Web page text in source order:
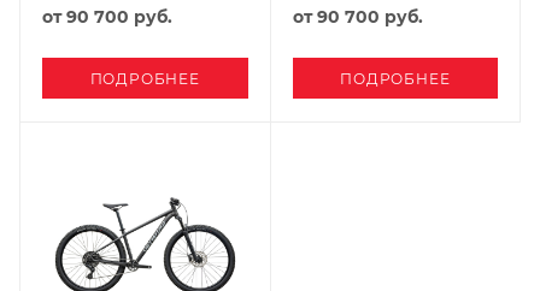
от90 700 руб.
ПОДРОБНЕЕ
Stallion Metallic
от90 700 руб.
ПОДРОБНЕЕ